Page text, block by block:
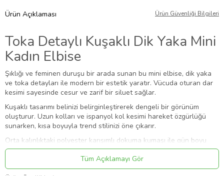
Ürün Açıklaması Ürün Güvenliği Bilgileri
Toka Detaylı Kuşaklı Dik Yaka Mini
Kadın Elbise
Şıklığı ve feminen duruşu bir arada sunan bu mini elbise, dik yaka
ve toka detayları ile modern bir estetik yaratır. Vücuda oturan dar
kesimi sayesinde cesur ve zarif bir siluet sağlar.
Kuşaklı tasarımı belinizi belirginleştirerek dengeli bir görünüm
oluşturur. Uzun kolları ve ispanyol kol kesimi hareket özgürlüğü
sunarken, kısa boyuyla trend stilinizi öne çıkarır.
Orta kalınlıktaki polyester karışımlı dokuma kumaşı ile gün boyu
konfor sağlar ve tüylenme yapmayan yapısı uzun ömürlü kullanım
sunar. Düz deseni ve şık detayları ile günlük kombinden gece
davetlerine kadar farklı stillerde tercih edilebilir.
Tüm Açıklamayı Gör